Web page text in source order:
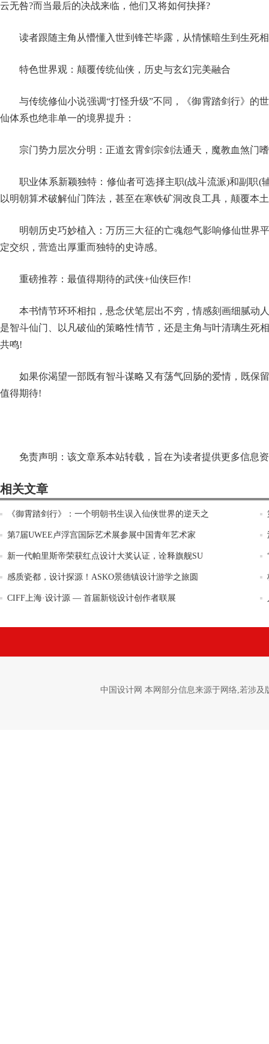
云无咎?而当最后的决战来临，他们又将如何抉择?
读者跟随主角从懵懂入世到锋芒毕露，从情愫暗生到生死
特色世界观：颠覆传统仙侠，历史与玄幻完美融合
与传统修仙小说强调“打怪升级”不同，《御霄踏剑行》
仙体系也绝非单一的境界提升：
宗门势力层次分明：正道玄霄剑宗剑法通天，魔教血煞门
职业体系新颖独特：修仙者可选择主职(战斗流派)和副职
以明朝算术破解仙门阵法，甚至在寒铁矿洞改良工具，颠覆本
明朝历史巧妙植入：万历三大征的亡魂怨气影响修仙世界
定交织，营造出厚重而独特的史诗感。
重磅推荐：最值得期待的武侠+仙侠巨作!
本书情节环环相扣，悬念伏笔层出不穷，情感刻画细腻动
是智斗仙门、以凡破仙的策略性情节，还是主角与叶清璃生死
共鸣!
如果你渴望一部既有智斗谋略又有荡气回肠的爱情，既保
值得期待!
免责声明：该文章系本站转载，旨在为读者提供更多信息
相关文章
《御霄踏剑行》：一个明朝书生误入仙侠世界的逆天之
第7届UWEE卢浮宫国际艺术展参展中国青年艺术家
新一代帕里斯帝荣获红点设计大奖认证，诠释旗舰SU
感质瓷都，设计探源！ASKO景德镇设计游学之旅圆
CIFF上海·设计源 — 首届新锐设计创作者联展
中国设计网 本网部分信息来源于网络,若涉